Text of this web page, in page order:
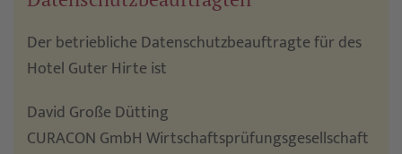
Der betriebliche Datenschutzbeauftragte für des
Hotel Guter Hirte ist
David Große Dütting
CURACON GmbH Wirtschaftsprüfungsgesellschaft